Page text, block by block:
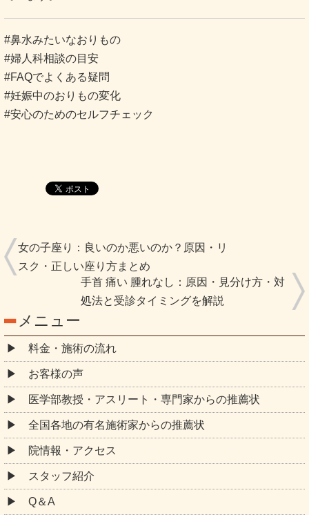
#鼻水みたいなおりもの
#婦人科相談の目安
#FAQでよくある疑問
#妊娠中のおりもの変化
#安心のためのセルフチェック
女の子座り：良いのか悪いのか？原因・リ
スク・正しい座り方まとめ
手首 痛い 腫れなし：原因・見分け方・対
処法と受診タイミングを解説
メニュー
料金・施術の流れ
お客様の声
医学部教授・アスリート・専門家からの推薦状
全国各地の有名施術家からの推薦状
院情報・アクセス
スタッフ紹介
Q＆A